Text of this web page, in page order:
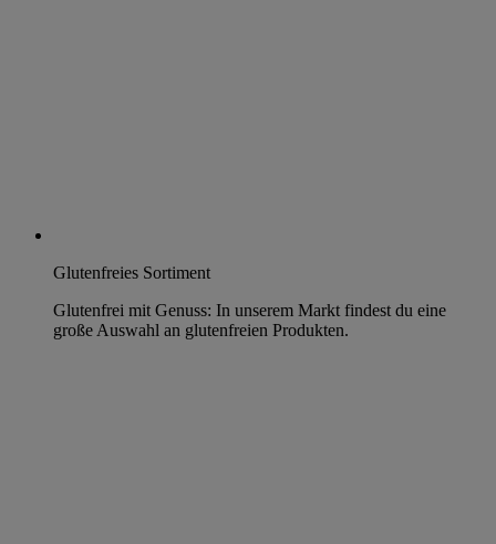
Glutenfreies Sortiment
Glutenfrei mit Genuss: In unserem Markt findest du eine
große Auswahl an glutenfreien Produkten.